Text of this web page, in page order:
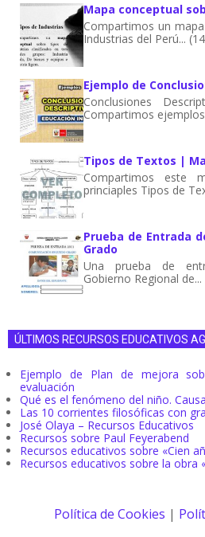
Mapa conceptual
Compartimos un
Industrias del Perú...
Ejemplo de
Conclusiones
Compartimos
Tipos de Textos |
Compartimos este
princiaples Tipos de
Prueba de Entrada
Grado
Una prueba de
Gobierno Regional de...
ÚLTIMOS RECURSOS EDUCATIVOS
Ejemplo de Plan de mejora
evaluación
Qué es el fenómeno del niño.
Las 10 corrientes filosóficas con
José Olaya – Recursos Educativos
Recursos sobre Paul Feyerabend
Recursos educativos sobre «Cien
Recursos educativos sobre la obra
Política de Cookies |